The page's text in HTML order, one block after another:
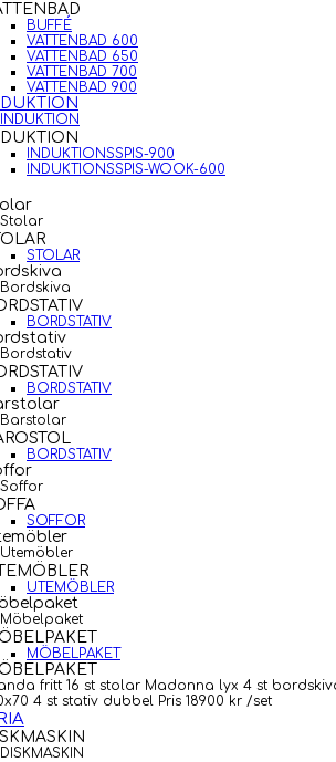
BUFFÉ
VATTENBAD 600
VATTENBAD 650
VATTENBAD 700
VATTENBAD 900
INDUKTIONSSPIS-900
INDUKTIONSSPIS-WOOK-600
STOLAR
BORDSTATIV
BORDSTATIV
BORDSTATIV
SOFFOR
UTEMÖBLER
MÖBELPAKET
fritt 16 st stolar Madonna lyx 4 st
4 st stativ dubbel Pris 18900 kr /set